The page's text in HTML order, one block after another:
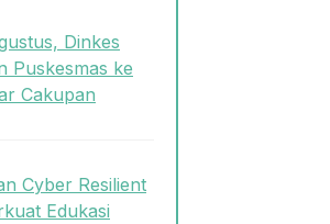
Dinkes
Puskesmas ke
Cakupan
Cyber Resilient
Edukasi